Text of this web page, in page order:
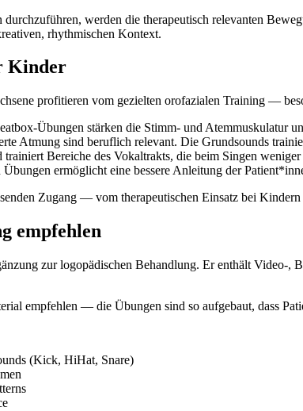
werden die therapeutisch relevanten
rhythmischen Kontext.
Kinder
profitieren vom gezielten orofazialen Training —
Übungen stärken die Stimm- und Atemmuskulatur
Atmung sind beruflich relevant. Die Grundsounds
Bereiche des Vokaltrakts, die beim Singen
ermöglicht eine bessere Anleitung der
Zugang — vom therapeutischen Einsatz bei
empfehlen
zur logopädischen Behandlung. Er enthält
empfehlen — die Übungen sind so aufgebaut, dass
(Kick, HiHat, Snare)